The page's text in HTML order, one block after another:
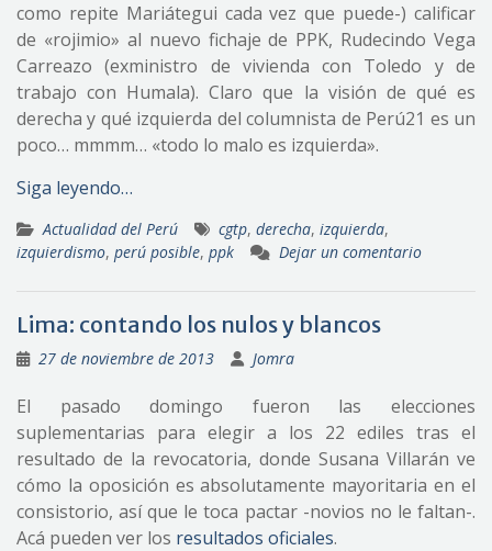
como repite Mariátegui cada vez que puede-) calificar
de «rojimio» al nuevo fichaje de PPK, Rudecindo Vega
Carreazo (exministro de vivienda con Toledo y de
trabajo con Humala). Claro que la visión de qué es
derecha y qué izquierda del columnista de Perú21 es un
poco… mmmm… «todo lo malo es izquierda».
Siga leyendo…
Actualidad del Perú cgtp, derecha, izquierda,
izquierdismo, perú posible, ppk Dejar un comentario
Lima: contando los nulos y blancos
27 de noviembre de 2013 Jomra
El pasado domingo fueron las elecciones
suplementarias para elegir a los 22 ediles tras el
resultado de la revocatoria, donde Susana Villarán ve
cómo la oposición es absolutamente mayoritaria en el
consistorio, así que le toca pactar -novios no le faltan-.
Acá pueden ver los resultados oficiales.